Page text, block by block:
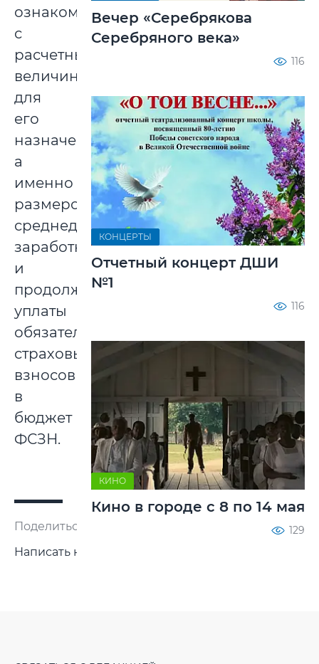
ознакомиться
с
расчетными
величинами
для
его
назначения,
а
именно
размером
среднедневного
заработка
и
продолжительностью
уплаты
обязательных
страховых
взносов
в
бюджет
ФСЗН.
Поделиться:
Написать нам
Вечер «Серебрякова
Серебряного века»
116
КОНЦЕРТЫ
Отчетный концерт ДШИ
№1
116
КИНО
Кино в городе с 8 по 14 мая
129